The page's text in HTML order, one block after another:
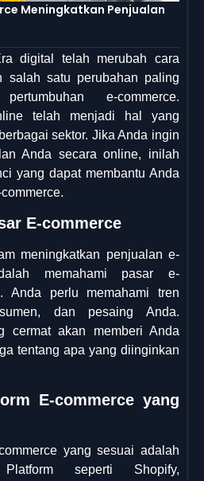
Meningkatkan Penjualan
digital telah merubah cara
salah satu perubahan paling
e-commerce.
telah menjadi hal yang
sektor. Jika Anda ingin
Anda secara online, inilah
yang dapat membantu Anda
E-commerce
meningkatkan penjualan e-
memahami pasar e-
Anda perlu memahami tren
dan pesaing Anda.
cermat akan memberi Anda
tentang apa yang diinginkan
E-commerce yang
yang sesuai adalah
seperti Shopify,